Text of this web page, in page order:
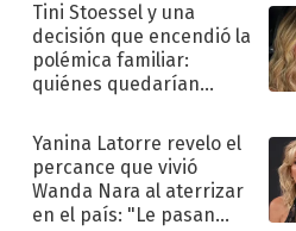
Tini Stoessel y una
decisión que encendió la
polémica familiar:
quiénes quedarían
Yanina Latorre revelo el
percance que vivió
Wanda Nara al aterrizar
en el país: "Le pasan